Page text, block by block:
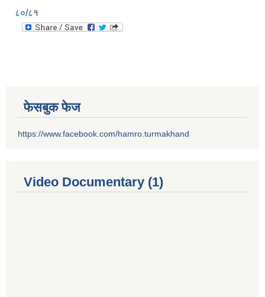
८०/८१
फेसबुक फेज
https://www.facebook.com/hamro.turmakhand
Video Documentary (1)